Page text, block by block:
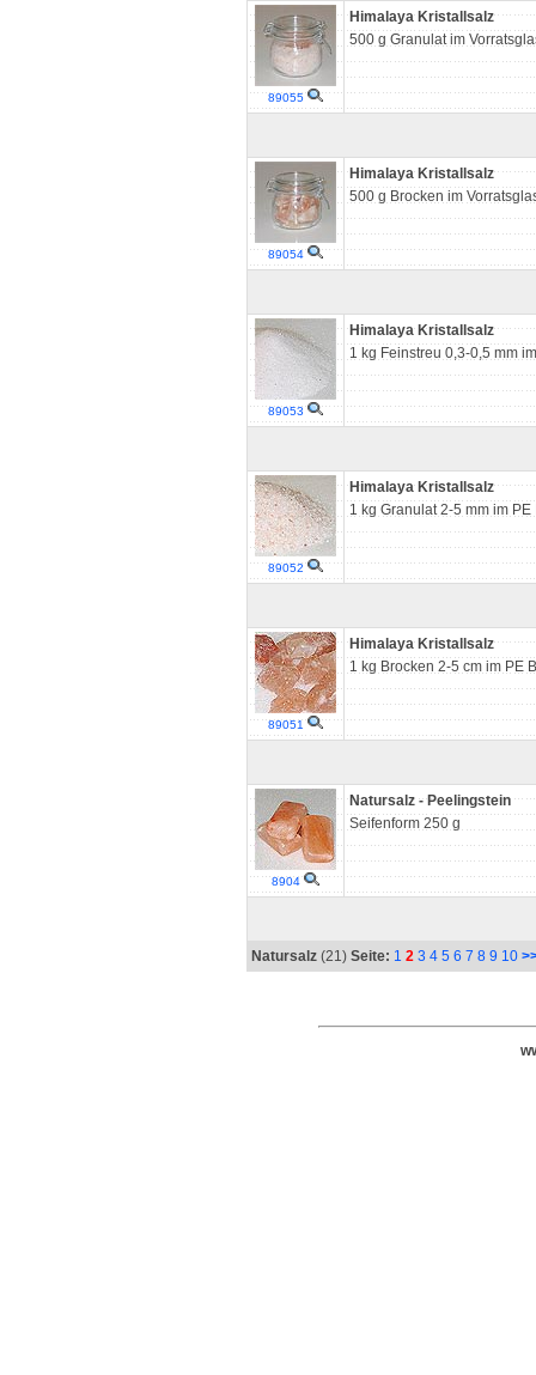
89055
Himalaya Kristallsalz
500 g Granulat im
89054
Himalaya Kristallsalz
500 g Brocken im
89053
Himalaya Kristallsalz
1 kg Feinstreu 0,3-0,5 mm
89052
Himalaya Kristallsalz
1 kg Granulat 2-5 mm im PE
89051
Himalaya Kristallsalz
1 kg Brocken 2-5 cm im PE
8904
Natursalz - Peelingstein
Seifenform 250 g
Natursalz (21) Seite: 1 2 3 4 5 6 7 8 9 10